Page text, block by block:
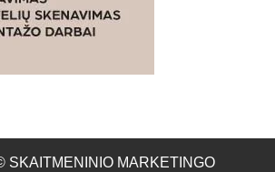
SKAITMENINIO MARKETINGO